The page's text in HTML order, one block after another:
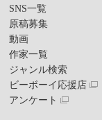
SNS一覧
原稿募集
動画
作家一覧
ジャンル検索
ビーボーイ応援店
アンケート